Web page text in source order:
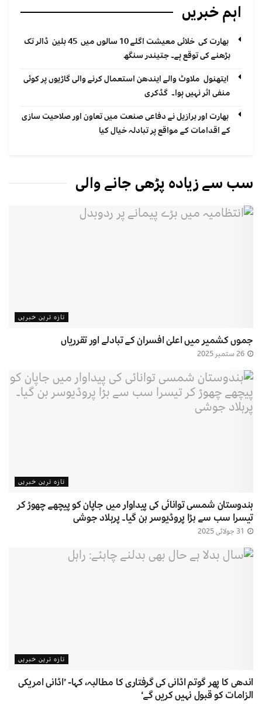
اہم خبریں
بھارت کی خلائی معیشت اگلے 10 سالوں میں 45 بلین ڈالر تک
بڑھنے کی توقع ہے۔ جتیندر سنگھ
ایتھنول ملاوٹ والے ایندھن استعمال کرنے والی گاڑیوں پر کوئی
منفی اثر نہیں ہوا۔ گڈکری
بھارت اور برازیل نے دفاعی صنعت میں تعاون اور صلاحیت سازی
کے اقدامات کے مواقع پر تبادلہ خیال کیا
سب سے زیادہ پڑھی جانے والی
تازہ ترین خبریں
جموں کشمیر میں اعلیٰ افسران کے تبادلے اور تقرریاں
تازہ ترین خبریں
ہندوستان شمسی توانائی کی پیداوار میں جاپان کو پیچھے چھوڑ کر
تیسرا سب سے بڑا پروڈیوسر بن گیا۔ پرہلاد جوشی
تازہ ترین خبریں
اندھی کا پھر گوتم اڈانی کی گرفتاری کا مطالبہ، کہا- ’اڈانی امریکی
الزامات کو قبول نہیں کریں گے‘